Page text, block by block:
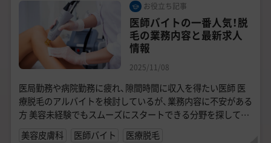
お役立ち記事
医師バイトの一番人気！脱
毛の業務内容と最新求人
情報
2025/11/08
医局勤務や病院勤務に疲れ、隙間時間に収入を得たい医師 医
療脱毛のアルバイトを検討しているが、業務内容に不安がある
方 美容未経験でもスムーズにスタートできる分野を探してい
る若手医師 一般...
美容皮膚科 医師バイト 医療脱毛